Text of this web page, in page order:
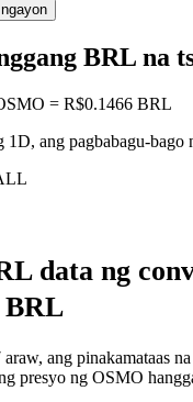
BRL na
= R$0.1466 BRL
1D, ang pagbabagu-
data ng
BRL
araw, ang pinakamataas
presyo ng OSMO